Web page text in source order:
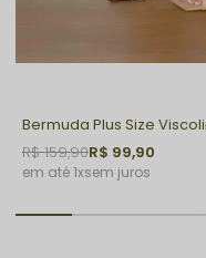
Bermuda Plus Size
R$ 159,90R$ 99,90
1xsem juros